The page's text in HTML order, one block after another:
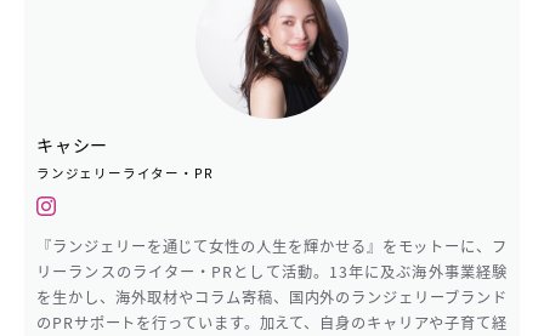
キャシー
ランジェリーライター・PR
『ランジェリーを通じて女性の人生を輝かせる』をモットーに、フ
リーランスのライター・PRとして活動。13年に及ぶ海外事業経験
を生かし、海外取材やコラム寄稿、国内外のランジェリーブランド
のPRサポートを行っています。加えて、自身のキャリアや子育て経